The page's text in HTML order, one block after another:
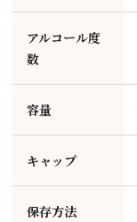
アルコール度
数
容量
キャップ
保存方法